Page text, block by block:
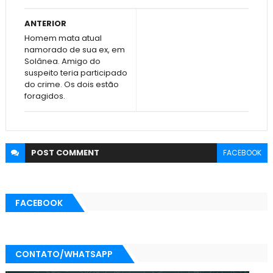
ANTERIOR
Homem mata atual
namorado de sua ex, em
Solânea. Amigo do
suspeito teria participado
do crime. Os dois estão
foragidos.
POST COMMENT FACEBOOK
FACEBOOK
CONTATO/WHATSAPP